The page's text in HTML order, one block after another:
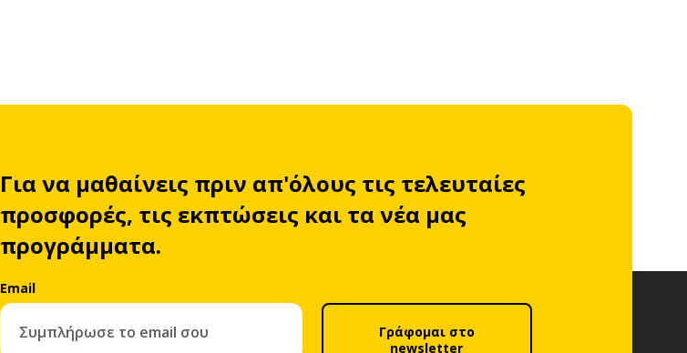
Για να μαθαίνεις πριν απ'όλους τις τελευταίες
προσφορές, τις εκπτώσεις και τα νέα μας
προγράμματα.
Email
Γράφομαι στο
newsletter